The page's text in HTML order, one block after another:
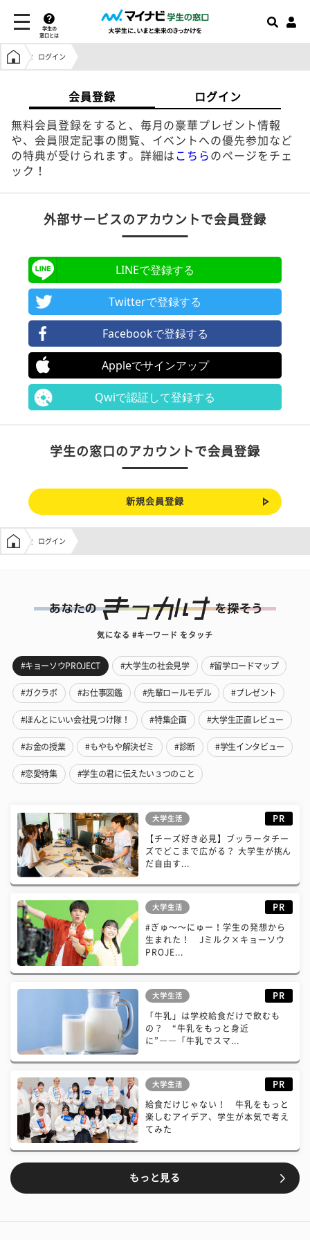
学生の
窓口とは
学生の窓口トップ
ログイン
会員登録 ログイン
無料会員登録をすると、毎月の豪華プレゼント情報
や、会員限定記事の閲覧、イベントへの優先参加など
の特典が受けられます。詳細は こちら のページをチェ
ック！
外部サービスのアカウントで会員登録
LINEで登録する
Twitterで登録する
Facebookで登録する
Appleでサインアップ
Qwiで認証して登録する
学生の窓口のアカウントで会員登録
新規会員登録
学生の窓口トップ
ログイン
気になる #キーワード をタッチ
#キョーソウPROJECT #大学生の社会見学 #留学ロードマップ
#ガクラボ #お仕事図鑑 #先輩ロールモデル #プレゼント
#ほんとにいい会社見つけ隊！ #特集企画 #大学生正直レビュー
#お金の授業 #もやもや解決ゼミ #診断 #学生インタビュー
#恋愛特集 #学生の君に伝えたい３つのこと
大学生活 PR
【チーズ好き必見】ブッラータチー
ズでどこまで広がる？ 大学生が挑ん
だ自由す...
大学生活 PR
#ぎゅ〜〜にゅー！学生の発想から
生まれた！ Jミルク×キョーソウ
PROJE...
大学生活 PR
「牛乳」は学校給食だけで飲むも
の？ “牛乳をもっと身近
に”――「牛乳でスマ...
大学生活 PR
給食だけじゃない！ 牛乳をもっと
楽しむアイデア、学生が本気で考え
てみた
もっと見る